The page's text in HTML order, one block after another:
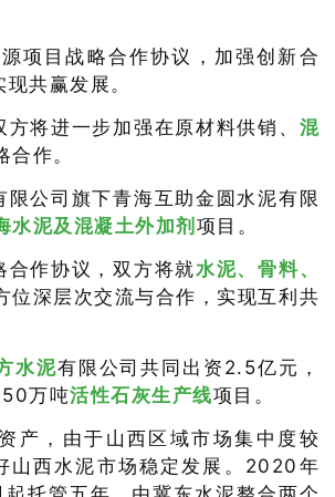
项目战略合作协议，加强创新合
现共赢发展。
将进一步加强在原材料供销、 混
作。
公司旗下青海互助金圆水泥有限
水泥及混凝土外加剂 项目。
合作协议，双方将就水泥、骨料、
位深层次交流与合作，实现互利共
水泥有限公司共同出资2.5亿元，
万吨活性石灰生产线项目。
产，由于山西区域市场集中度较
山西水泥市场稳定发展。2020年